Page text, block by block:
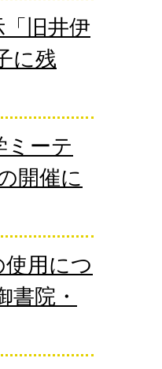
旧井伊
に残
ミーテ
開催に
用につ
書院・